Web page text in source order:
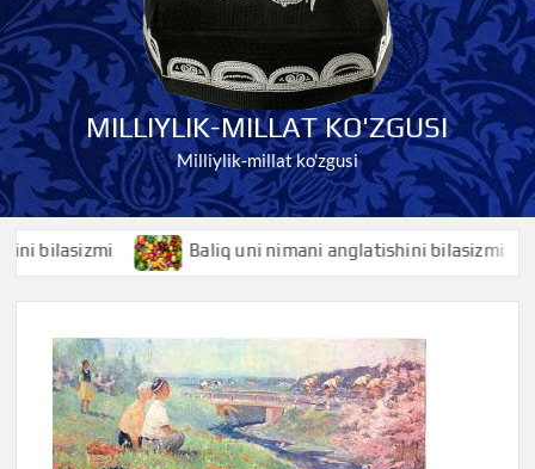
MILLIYLIK-MILLAT KO'ZGUSI
Milliylik-millat ko'zgusi
Baliq uni nimani anglatishini bilasizmi